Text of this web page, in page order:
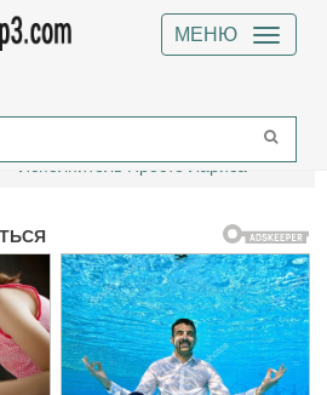
МЕНЮ
Исполнитель Просто Лариса